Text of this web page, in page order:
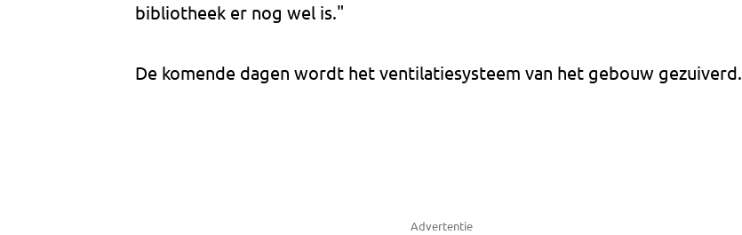
bibliotheek er nog wel is."
De komende dagen wordt het ventilatiesysteem van het gebouw gezuiverd.
Advertentie